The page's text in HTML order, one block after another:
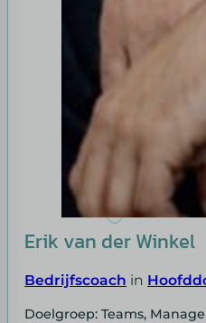
Erik van der Winkel
Bedrijfscoach in
Doelgroep: Teams,